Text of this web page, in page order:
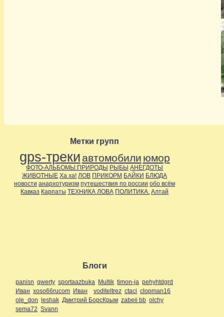
Метки групп
gps-треки автомобили юмор
ФОТО-АЛЬБОМЫ:ПРИРОДЫ РЫБЫ АНЕГДОТЫ
ЖИВОТНЫЕ Ха ха! ЛОВ ПРИКОРМ БАЙКИ БЛЮДА
новости анархотуризм путешествия по россии обо всём
Кавказ Карпаты ТЕХНИКА ЛОВА ПОЛИТИКА. Алтай
Блоги
panisn qwerty sportaazbuka Multik timon-ja pehyhtdgrd
Иван xoso66rucom Иван voditeltrez ctaci clopman16
ole_don leshak Дмитрий БорсКрым zabeii bb olchy
sema72 Svann